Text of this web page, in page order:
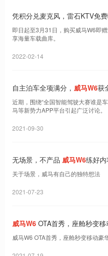
凭积分兑麦克风，雷石KTV免
即日起至3月31日，购买威马W6即
享海量车载曲库。
2022-02-14
自主泊车全项满分， 威马W6获
近期，围绕“全国智能驾驶大赛谁是
马等新势力APP平台引起广泛讨论。
2021-09-30
无场景，不产品 威马W6练好
关于场景，威马有自己的独特想法
2021-07-23
威马W6 OTA首秀，座舱秒变
威马W6 OTA首秀，座舱秒变移动豪